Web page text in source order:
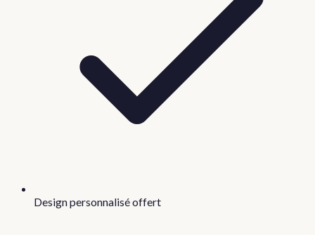
Design personnalisé offert